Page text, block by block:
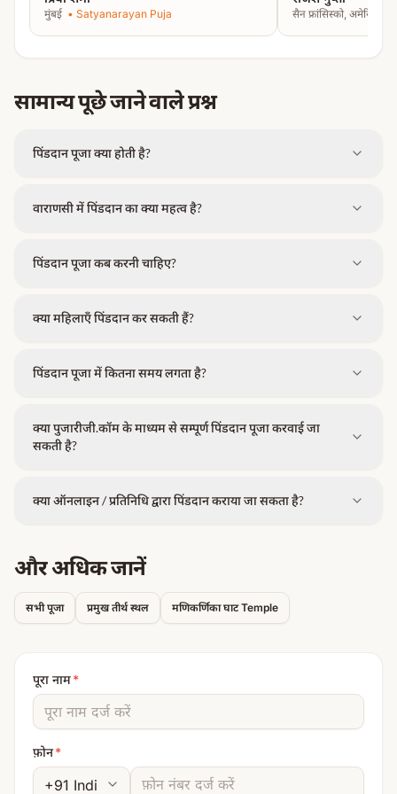
मुंबई • Satyanarayan Puja सैन फ्रांसिस्को, अमेरिका
सामान्य पूछे जाने वाले प्रश्न
पिंडदान पूजा क्या होती है?
वाराणसी में पिंडदान का क्या महत्व है?
पिंडदान पूजा कब करनी चाहिए?
क्या महिलाएँ पिंडदान कर सकती हैं?
पिंडदान पूजा में कितना समय लगता है?
क्या पुजारीजी.कॉम के माध्यम से सम्पूर्ण पिंडदान पूजा करवाई जा
सकती है?
क्या ऑनलाइन / प्रतिनिधि द्वारा पिंडदान कराया जा सकता है?
और अधिक जानें
सभी पूजा प्रमुख तीर्थ स्थल मणिकर्णिका घाटTemple
पूरा नाम*
फ़ोन*